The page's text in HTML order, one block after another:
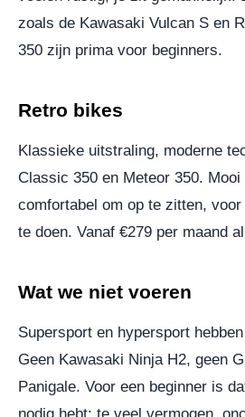
zoals de Kawasaki Vulcan S en
350 zijn prima voor beginners.
Retro bikes
Klassieke uitstraling, moderne
Classic 350 en Meteor 350. Mooi
comfortabel om op te zitten,
te doen. Vanaf €279 per maand
Wat we niet voeren
Supersport en hypersport
Geen Kawasaki Ninja H2, geen
Panigale. Voor een beginner is
nodig hebt: te veel vermogen,